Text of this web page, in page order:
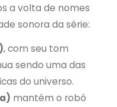
a volta de nomes
sonora da série:
, com seu tom
sendo uma das
do universo.
mantém o robô